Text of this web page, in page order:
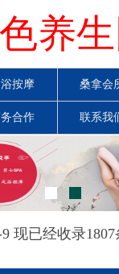
养生
按摩 桑拿会
合作 联系我
现已经收录